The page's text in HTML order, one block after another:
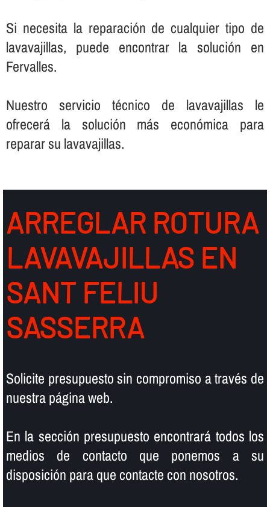
Si necesita la reparación de cualquier tipo de
lavavajillas, puede encontrar la solución en
Fervalles.
Nuestro servicio técnico de lavavajillas le
ofrecerá la solución más económica para
reparar su lavavajillas.
ARREGLAR ROTURA
LAVAVAJILLAS EN
SANT FELIU
SASSERRA
Solicite presupuesto sin compromiso a través de
nuestra página web.
En la sección presupuesto encontrará todos los
medios de contacto que ponemos a su
disposición para que contacte con nosotros.